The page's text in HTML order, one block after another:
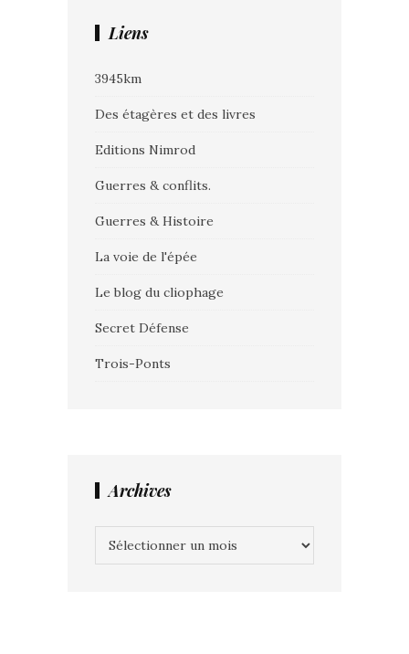
Liens
3945km
Des étagères et des livres
Editions Nimrod
Guerres & conflits.
Guerres & Histoire
La voie de l'épée
Le blog du cliophage
Secret Défense
Trois-Ponts
Archives